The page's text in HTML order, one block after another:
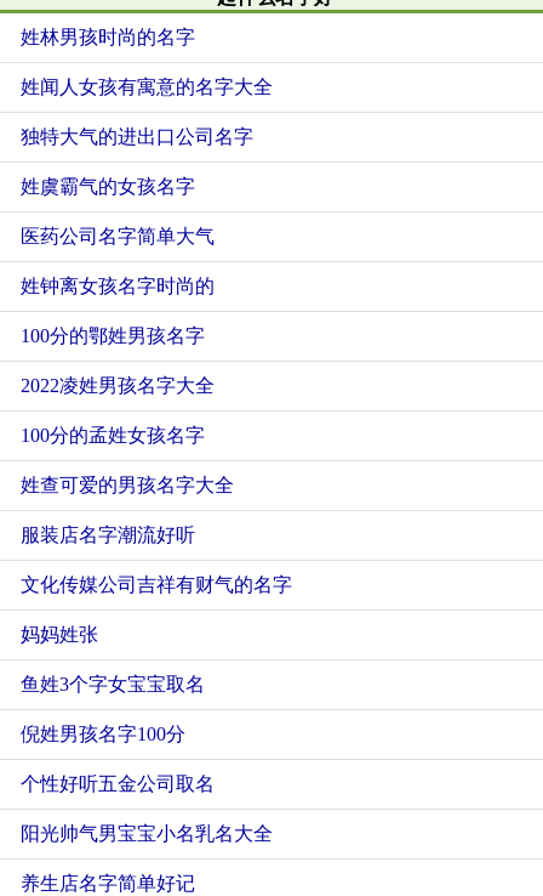
姓林男孩时尚的名字
姓闻人女孩有寓意的名字大全
独特大气的进出口公司名字
姓虞霸气的女孩名字
医药公司名字简单大气
姓钟离女孩名字时尚的
100分的鄂姓男孩名字
2022凌姓男孩名字大全
100分的孟姓女孩名字
姓查可爱的男孩名字大全
服装店名字潮流好听
文化传媒公司吉祥有财气的名字
妈妈姓张
鱼姓3个字女宝宝取名
倪姓男孩名字100分
个性好听五金公司取名
阳光帅气男宝宝小名乳名大全
养生店名字简单好记